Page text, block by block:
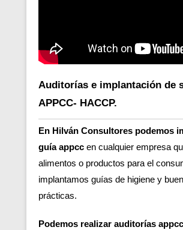
Auditorías e implantación de
APPCC- HACCP.
En Hilván Consultores podemos
guía appcc en cualquier empresa
alimentos o productos para el
implantamos guías de higiene y
prácticas.
Podemos realizar auditorías appcc